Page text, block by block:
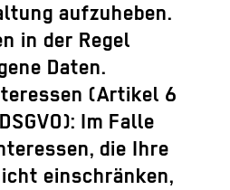
aufzuheben.
in der Regel
Daten.
(Artikel 6
Im Falle
die Ihre
einschränken,